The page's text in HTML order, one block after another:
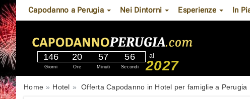
Capodanno a Perugia Nei Dintorni Esperienze In
146
Giorni
20
Ore
57
Minuti
55
Secondi
al
2027
Home Hotel Offerta Capodanno in Hotel per famiglie a Perugia